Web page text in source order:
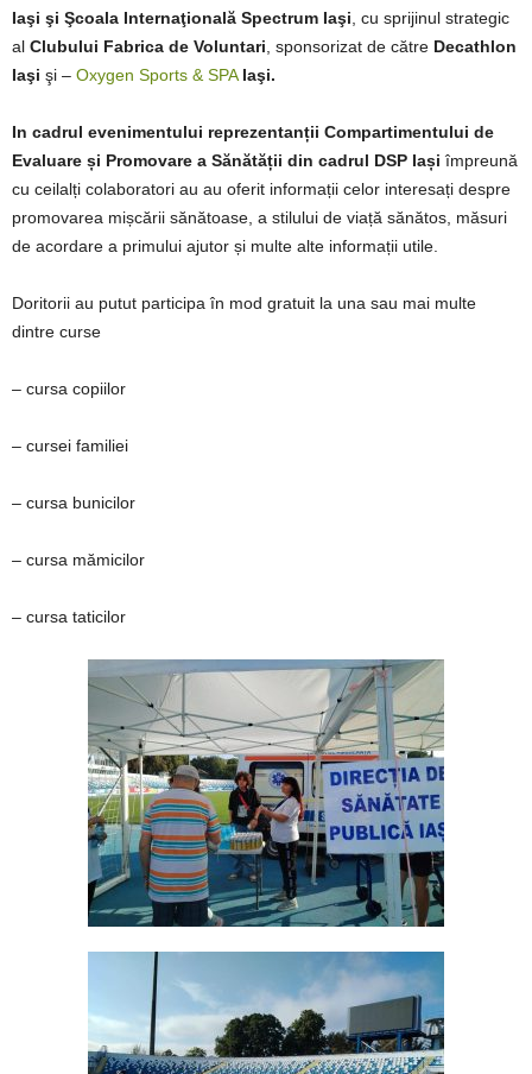
Iaşi şi Şcoala Internaţională Spectrum Iaşi , cu sprijinul strategic
al Clubului Fabrica de Voluntari , sponsorizat de către Decathlon
Iaşi şi – Oxygen Sports & SPA Iaşi.
In cadrul evenimentului reprezentanții Compartimentului de
Evaluare și Promovare a Sănătății din cadrul DSP Iași împreună
cu ceilalți colaboratori au au oferit informații celor interesați despre
promovarea mișcării sănătoase, a stilului de viață sănătos, măsuri
de acordare a primului ajutor și multe alte informații utile.
Doritorii au putut participa în mod gratuit la una sau mai multe
dintre curse
– cursa copiilor
– cursei familiei
– cursa bunicilor
– cursa mămicilor
– cursa taticilor